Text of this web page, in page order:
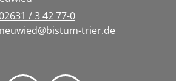
02631 / 3 42 77-0
neuwied@bistum-trier.de